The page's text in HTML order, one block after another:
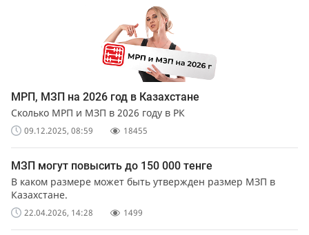
МРП, МЗП на 2026 год в Казахстане
Сколько МРП и МЗП в 2026 году в РК
09.12.2025, 08:59 18455
МЗП могут повысить до 150 000 тенге
В каком размере может быть утвержден размер МЗП в
Казахстане.
22.04.2026, 14:28 1499